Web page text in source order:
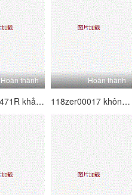
Hoàn thành
125UD00471R khảm kỹ thuật số Slut 8 tốt nhất
Hoàn thành
118zer00017 không nhiều hơn nghiệp dư, ít hơn nữ diễn viên 17 Ariki Carrera